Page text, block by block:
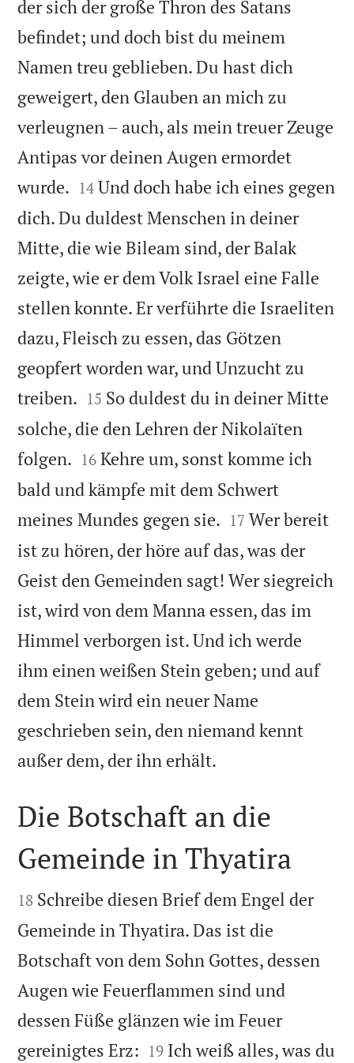
der sich der große Thron des Satans
befindet; und doch bist du meinem
Namen treu geblieben. Du hast dich
geweigert, den Glauben an mich zu
verleugnen – auch, als mein treuer Zeuge
Antipas vor deinen Augen ermordet
wurde. 

14 Und doch habe ich eines gegen
dich. Du duldest Menschen in deiner
Mitte, die wie Bileam sind, der Balak
zeigte, wie er dem Volk Israel eine Falle
stellen konnte. Er verführte die Israeliten
dazu, Fleisch zu essen, das Götzen
geopfert worden war, und Unzucht zu
treiben. 

15 So duldest du in deiner Mitte
solche, die den Lehren der Nikolaïten
folgen. 

16 Kehre um, sonst komme ich
bald und kämpfe mit dem Schwert
meines Mundes gegen sie. 

17 Wer bereit
ist zu hören, der höre auf das, was der
Geist den Gemeinden sagt! Wer siegreich
ist, wird von dem Manna essen, das im
Himmel verborgen ist. Und ich werde
ihm einen weißen Stein geben; und auf
dem Stein wird ein neuer Name
geschrieben sein, den niemand kennt
außer dem, der ihn erhält.

Die Botschaft an die
Gemeinde in Thyatira

18 Schreibe diesen Brief dem Engel der
Gemeinde in Thyatira. Das ist die
Botschaft von dem Sohn Gottes, dessen
Augen wie Feuerflammen sind und
dessen Füße glänzen wie im Feuer
gereinigtes Erz: 

19 Ich weiß alles, was du